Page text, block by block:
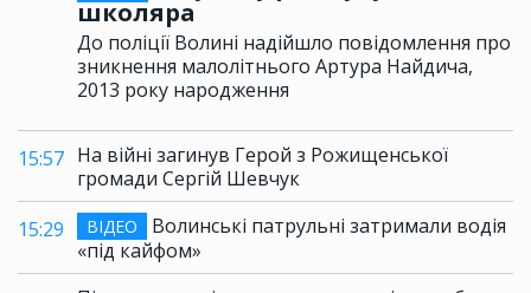
школяра
До поліції Волині надійшло повідомлення про
зникнення малолітнього Артура Найдича,
2013 року народження
15:57 На війні загинув Герой з Рожищенської
громади Сергій Шевчук
15:29
ВІДЕО
Волинські патрульні затримали водія
«під кайфом»